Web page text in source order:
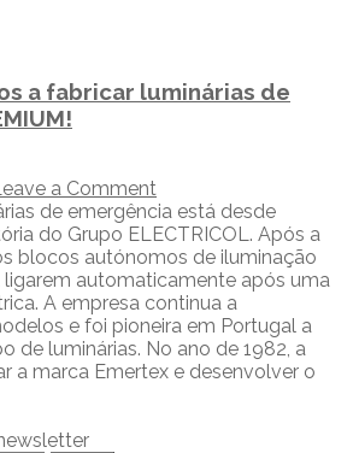
a fabricar luminárias de
a Comment
de emergência está desde
do Grupo ELECTRICOL. Após a
blocos autónomos de iluminação
ligarem automaticamente após uma
A empresa continua a
e foi pioneira em Portugal a
de luminárias. No ano de 1982, a
a marca Emertex e desenvolver o